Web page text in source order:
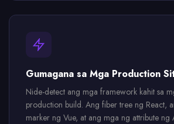
Gumagana sa Mga Production
Nide-detect ang mga framework kahit sa
production build. Ang fiber tree ng React,
marker ng Vue, at ang mga ng attribute ng